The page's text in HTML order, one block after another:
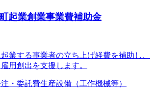
起業創業事業費補助金
業する事業者の立ち上げ経費を補助し、
用創出を支援します。
・委託費生産設備（工作機械等）